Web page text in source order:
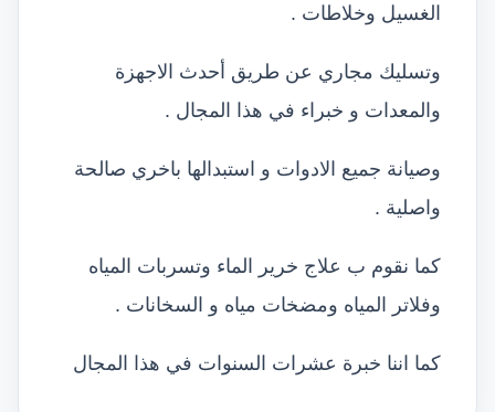
الغسيل وخلاطات .
وتسليك مجاري عن طريق أحدث الاجهزة
والمعدات و خبراء في هذا المجال .
وصيانة جميع الادوات و استبدالها باخري صالحة
واصلية .
كما نقوم ب علاج خرير الماء وتسربات المياه
وفلاتر المياه ومضخات مياه و السخانات .
كما اننا خبرة عشرات السنوات في هذا المجال